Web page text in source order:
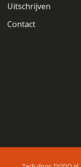
Uitschrijven
Contact